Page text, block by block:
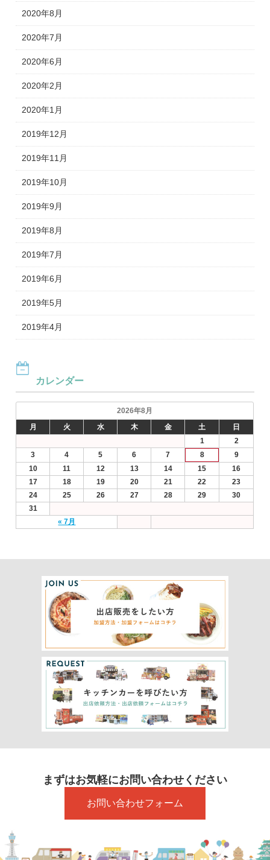
2020年8月
2020年7月
2020年6月
2020年2月
2020年1月
2019年12月
2019年11月
2019年10月
2019年9月
2019年8月
2019年7月
2019年6月
2019年5月
2019年4月
カレンダー
2026年8月
月
火 水 木 金 土 日
« 7月
1
2
3
4 5 6 7 8
9
10
11 12 13 14 15
16
17
18 19 20 21 22
23
24
25 26 27 28 29
30
31
まずはお気軽にお問い合わせください
お問い合わせフォーム